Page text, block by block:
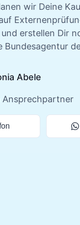
wir Deine
erstellen Dir
Bundesagentur
Abele
Ansprechpartner